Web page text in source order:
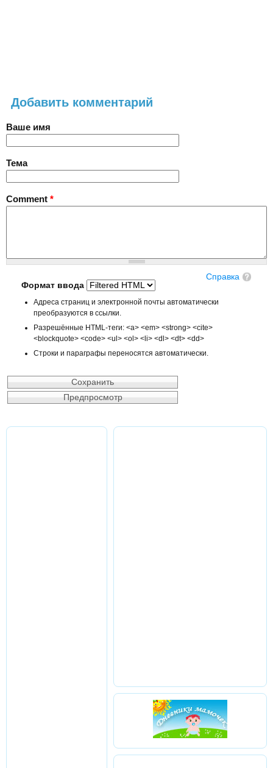
Добавить комментарий
Ваше имя
Тема
Comment *
Справка
Формат ввода
Адреса страниц и электронной почты автоматически
преобразуются в ссылки.
Разрешённые HTML-теги: <a> <em> <strong> <cite>
<blockquote> <code> <ul> <ol> <li> <dl> <dt> <dd>
Строки и параграфы переносятся автоматически.